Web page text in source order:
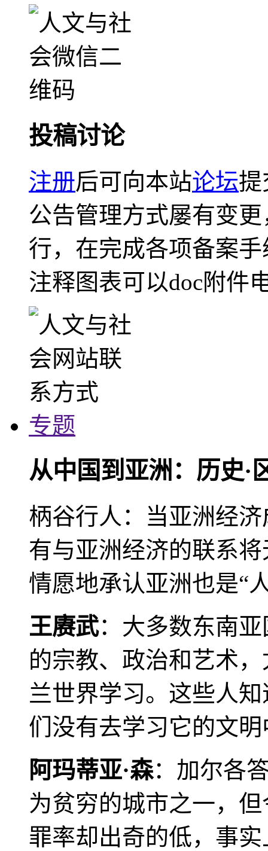
投稿讨论
注册后可向本站论坛提
公告管理方式屡有变
行，在完成各项备案
注释图表可以doc附件
专题
从中国到亚洲：历史·
柄谷行人：当亚洲经
有与亚洲经济的联系
情愿地承认亚洲也是“
王赓武：大多数东南
的宗教、政治和艺术
兰世界学习。这些人
们没有去学习它的文
阿玛蒂亚·森：加尔各
为贫穷的城市之一，
罪率却出奇的低，事